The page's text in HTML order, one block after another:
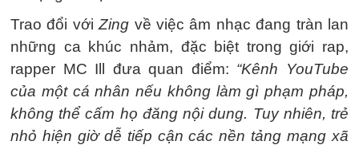
Trao đổi vớiZing về việc âm nhạc đang tràn lan
những ca khúc nhảm, đặc biệt trong giới rap,
rapper MC Ill đưa quan điểm: “Kênh YouTube
của một cá nhân nếu không làm gì phạm pháp,
không thể cấm họ đăng nội dung. Tuy nhiên, trẻ
nhỏ hiện giờ dễ tiếp cận các nền tảng mạng xã